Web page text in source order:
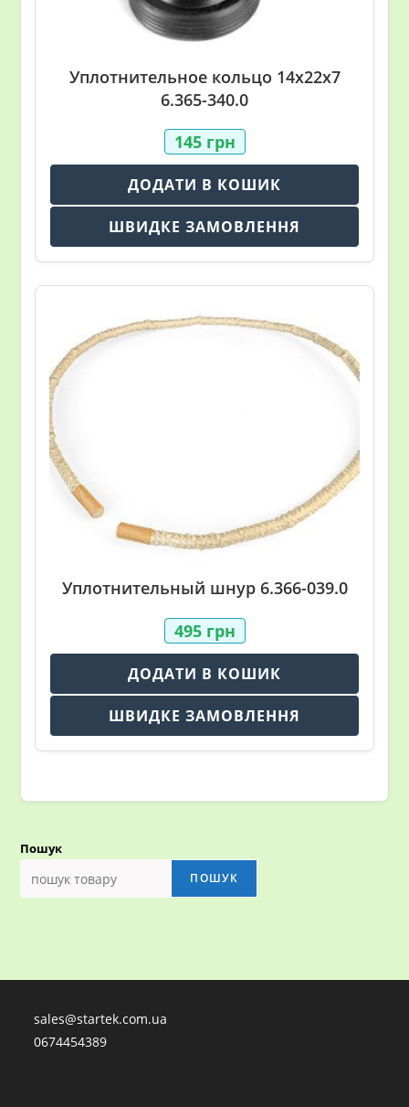
Уплотнительное кольцо 14х22х7
6.365-340.0
145 грн
ДОДАТИ В КОШИК
ШВИДКЕ ЗАМОВЛЕННЯ
Уплотнительный шнур 6.366-039.0
495 грн
ДОДАТИ В КОШИК
ШВИДКЕ ЗАМОВЛЕННЯ
Пошук
ПОШУК
sales@startek.com.ua
0674454389